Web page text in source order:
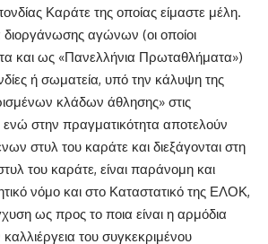
Καράτε της οποίας είμαστε μέλη.
αγώνων (οι οποίοι
και ως «Πανελλήνια Πρωταθλήματα»)
ή σωματεία, υπό την κάλυψη της
κλάδων άθλησης» στις
ενώ στην πραγματικότητα αποτελούν
στυλ του καράτε και διεξάγονται στη
του καράτε, είναι παράνομη και
νόμο και στο Καταστατικό της ΕΛΟΚ,
ως προς το ποια είναι η αρμόδια
του συγκεκριμένου